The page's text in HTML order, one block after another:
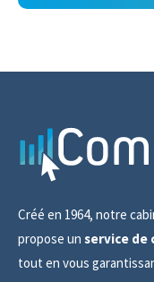
Créé en 1964, notre
propose un service de
tout en vous